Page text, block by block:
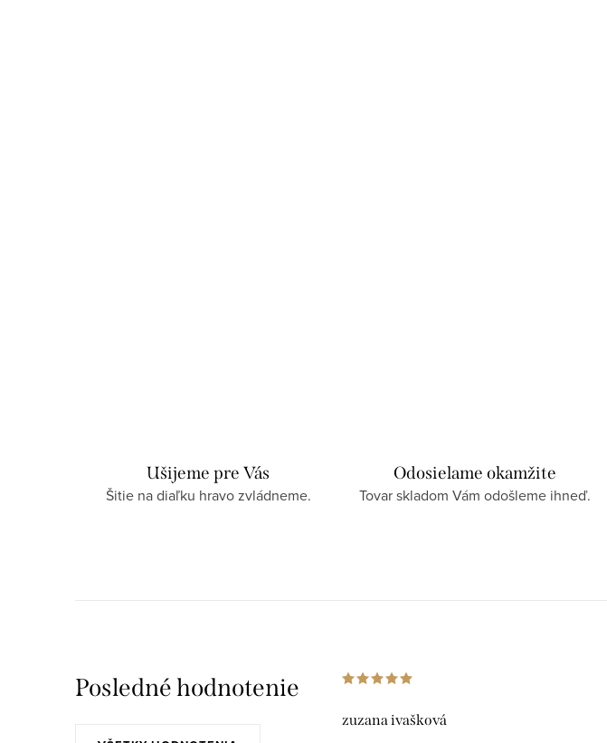
Ušijeme pre Vás
Šitie na diaľku hravo zvládneme.
Odosielame okamžite
Tovar skladom Vám odošleme ihneď.
Posledné hodnotenie
zuzana ivašková